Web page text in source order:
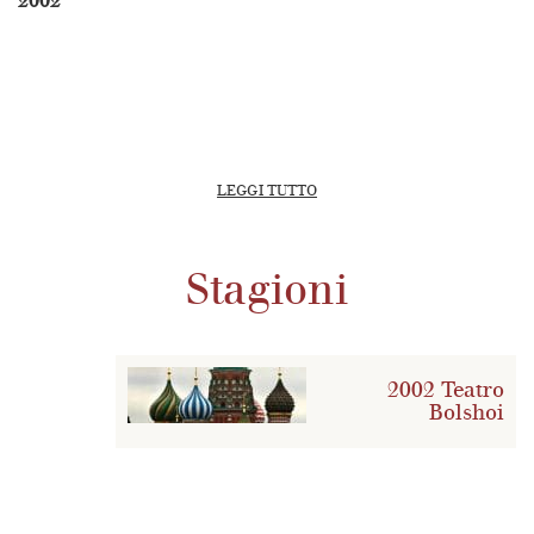
LEGGI TUTTO
Stagioni
2002 Teatro
Bolshoi